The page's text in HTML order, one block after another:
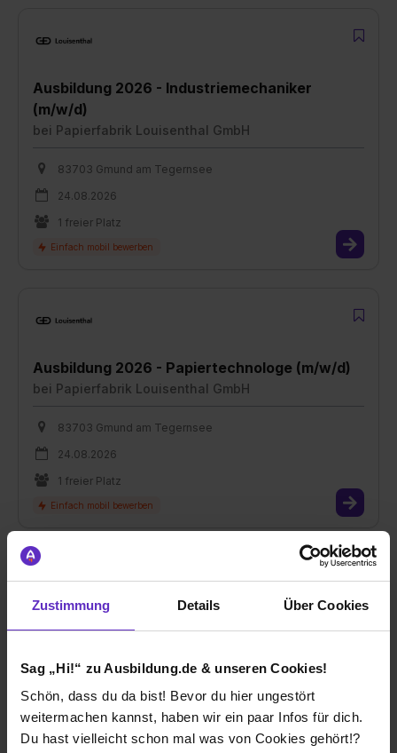
Zustimmung Details Über Cookies
Sag „Hi!“ zu Ausbildung.de & unseren Cookies!
Schön, dass du da bist! Bevor du hier ungestört
weitermachen kannst, haben wir ein paar Infos für dich.
Du hast vielleicht schon mal was von Cookies gehört!?
Ausbildung 2026 - Industriemechaniker
(m/w/d)
bei Papierfabrik Louisenthal GmbH
83703 Gmund am Tegernsee
24.08.2026
1 freier Platz
Ausbildung 2026 - Papiertechnologe (m/w/d)
bei Papierfabrik Louisenthal GmbH
83703 Gmund am Tegernsee
24.08.2026
1 freier Platz
Ausbildung 2026 - Medientechnologe Druck
beiPapierfabrik Louisenthal GmbH
83703 Gmund am Tegernsee
24.08.2026